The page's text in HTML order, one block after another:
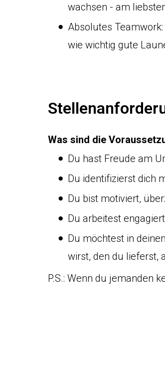
wachsen - am
Absolutes
wie wichtig gute
Was sind die
Du hast Freude am
Du identifizierst dich
Du bist motiviert,
Du arbeitest
Du möchtest in
wirst, den du lieferst,
P.S.: Wenn du jemanden